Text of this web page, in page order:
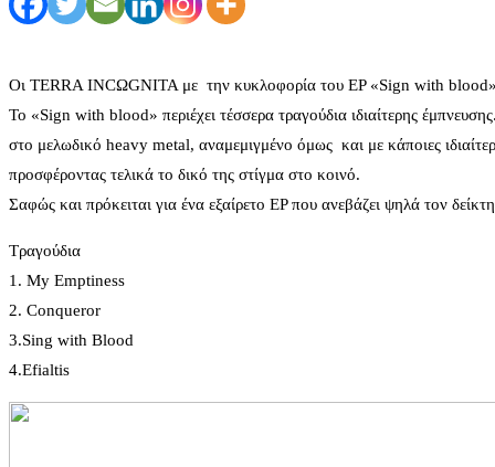
Οι TERRA INCΩGNITA με την κυκλοφορία του EP «Sign with
Το «Sign with blood» περιέχει τέσσερα τραγούδια ιδιαίτερης
στο μελωδικό heavy metal, αναμεμιγμένο όμως και με κάποιες
προσφέροντας τελικά το δικό της στίγμα στο κοινό.
Σαφώς και πρόκειται για ένα εξαίρετο EP που ανεβάζει ψηλά τον
Τραγούδια
1. My Emptiness
2. Conqueror
3.Sing with Blood
4.Efialtis